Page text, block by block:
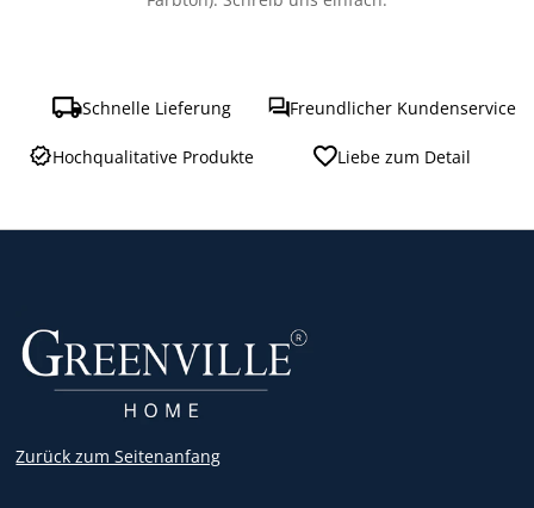
Schnelle Lieferung Freundlicher Kundenservice
Hochqualitative Produkte Liebe zum Detail
Zurück zum Seitenanfang